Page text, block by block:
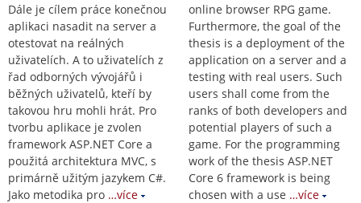
Dále je cílem práce konečnou
aplikaci nasadit na server a
otestovat na reálných
uživatelích. A to uživatelích z
řad odborných vývojářů i
běžných uživatelů, kteří by
takovou hru mohli hrát. Pro
tvorbu aplikace je zvolen
framework ASP.NET Core a
použitá architektura MVC, s
primárně užitým jazykem C#.
Jako metodika pro …více
online browser RPG game.
Furthermore, the goal of the
thesis is a deployment of the
application on a server and a
testing with real users. Such
users shall come from the
ranks of both developers and
potential players of such a
game. For the programming
work of the thesis ASP.NET
Core 6 framework is being
chosen with a use …více